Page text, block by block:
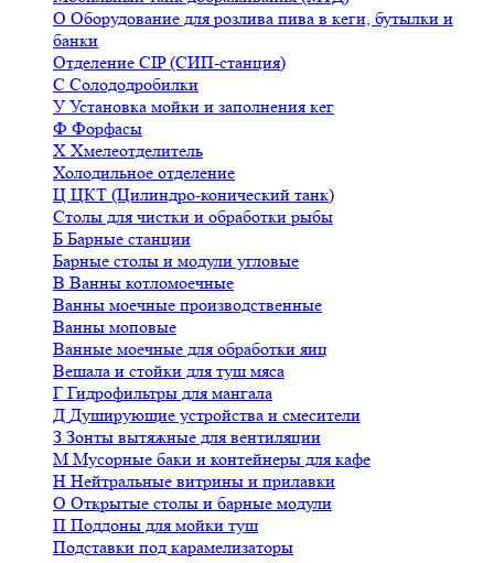
О Оборудование для розлива пива в кеги, бутылки и
банки
Отделение CIP (СИП-станция)
С Солододробилки
У Установка мойки и заполнения кег
Ф Форфасы
Х Хмелеотделитель
Холодильное отделение
Ц ЦКТ (Цилиндро-конический танк)
Столы для чистки и обработки рыбы
Б Барные станции
Барные столы и модули угловые
В Ванны котломоечные
Ванны моечные производственные
Ванны моповые
Ванные моечные для обработки яиц
Вешала и стойки для туш мяса
Г Гидрофильтры для мангала
Д Душирующие устройства и смесители
З Зонты вытяжные для вентиляции
М Мусорные баки и контейнеры для кафе
Н Нейтральные витрины и прилавки
О Открытые столы и барные модули
П Поддоны для мойки туш
Подставки под карамелизаторы